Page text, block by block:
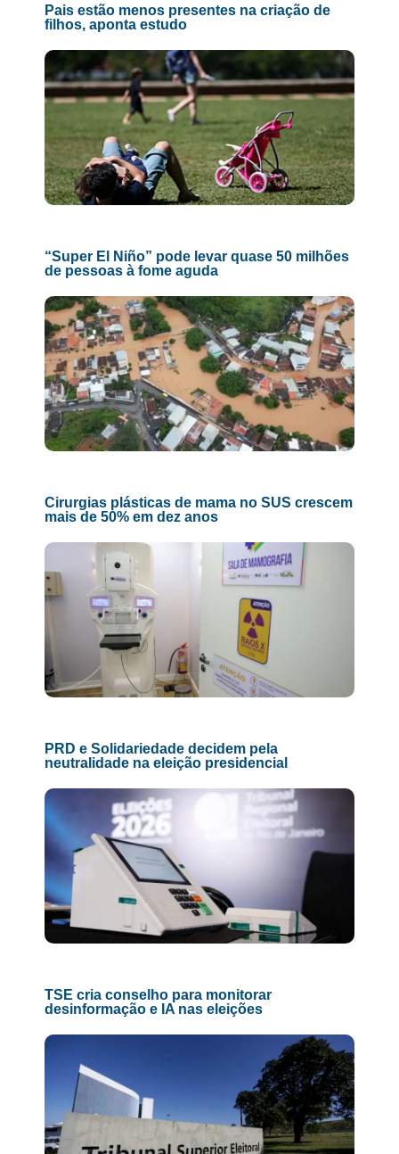
Pais estão menos presentes na criação de
filhos, aponta estudo
“Super El Niño” pode levar quase 50 milhões
de pessoas à fome aguda
Cirurgias plásticas de mama no SUS crescem
mais de 50% em dez anos
PRD e Solidariedade decidem pela
neutralidade na eleição presidencial
TSE cria conselho para monitorar
desinformação e IA nas eleições